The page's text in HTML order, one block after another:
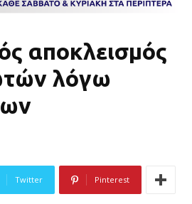
αποκλεισμός
λόγω
Twitter Pinterest